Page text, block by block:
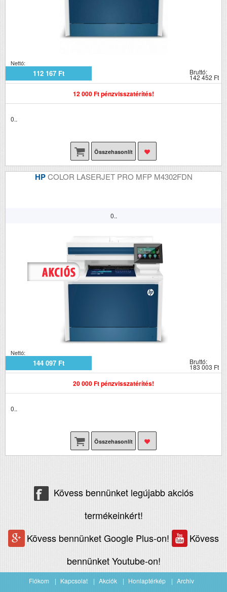
Nettó:
112 167 Ft Bruttó:
142 452 Ft
12 000 Ft pénzvisszatérítés!
0..
Összehasonlít
HPCOLOR LASERJET PRO MFP M4302FDN
0..
Nettó:
144 097 Ft Bruttó:
183 003 Ft
20 000 Ft pénzvisszatérítés!
0..
Összehasonlít
Kövess bennünket legújabb akciós
termékeinkért!
Kövess bennünket Google Plus-on!
Kövess
bennünket Youtube-on!
Fiókom Kapcsolat Akciók Honlaptérkép
Archiv